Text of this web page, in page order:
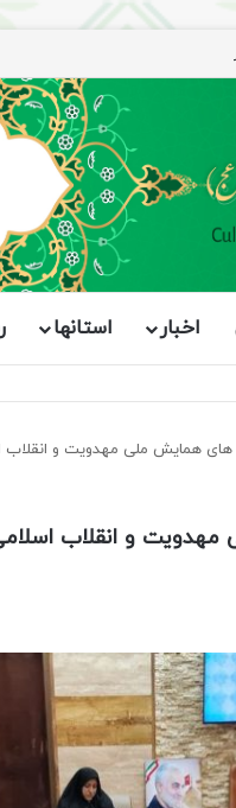
اخبار استانها
همایش ملی مهدویت و انقلاب
و انقلاب